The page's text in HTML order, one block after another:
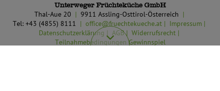
Unterweger Früchteküche GmbH
Thal-Aue 20
9911 Assling-Osttirol-Österreich
Tel: +43 (4855) 8111
office@fruechtekueche.at
Impressum
Datenschutzerklärung
AGB
Widerrufsrecht
Teilnahmebedingungen Gewinnspiel